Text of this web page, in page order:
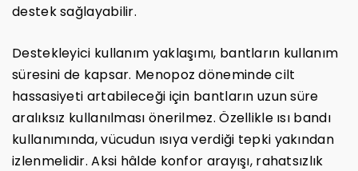
destek sağlayabilir.
Destekleyici kullanım yaklaşımı, bantların kullanım
süresini de kapsar. Menopoz döneminde cilt
hassasiyeti artabileceği için bantların uzun süre
aralıksız kullanılması önerilmez. Özellikle ısı bandı
kullanımında, vücudun ısıya verdiği tepki yakından
izlenmelidir. Aksi hâlde konfor arayışı, rahatsızlık